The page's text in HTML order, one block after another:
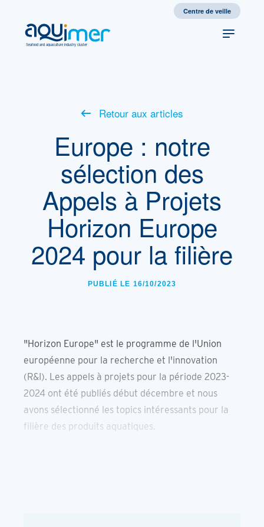
Centre de veille
Seafood and aquaculture industry cluster
Retour aux articles
Europe : notre
sélection des
Appels à Projets
Horizon Europe
2024 pour la filière
PUBLIÉ LE 16/10/2023
"Horizon Europe" est le programme de l'Union
européenne pour la recherche et l'innovation
(R&I). Les appels à projets pour la période 2023-
2024 ont été publiés début décembre et nous
avons sélectionné les topics intéressants pour la
filière des produits aquatiques.